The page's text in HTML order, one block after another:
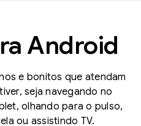
Android
e bonitos que atendam
seja navegando no
olhando para o pulso,
ou assistindo TV.